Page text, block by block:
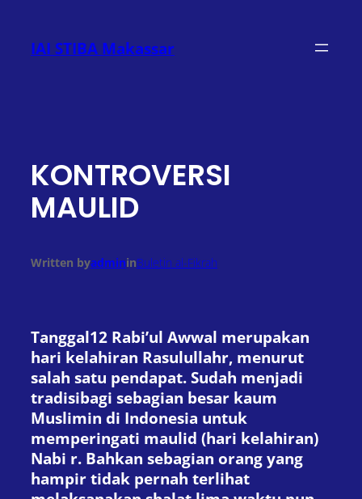
konten
IAI STIBA Makassar
KONTROVERSI
MAULID
Written byadmininBuletin al-Fikrah
Tanggal12 Rabi’ul Awwal merupakan
hari kelahiran Rasulullahr, menurut
salah satu pendapat. Sudah menjadi
tradisibagi sebagian besar kaum
Muslimin di Indonesia untuk
memperingati maulid (hari kelahiran)
Nabi r. Bahkan sebagian orang yang
hampir tidak pernah terlihat